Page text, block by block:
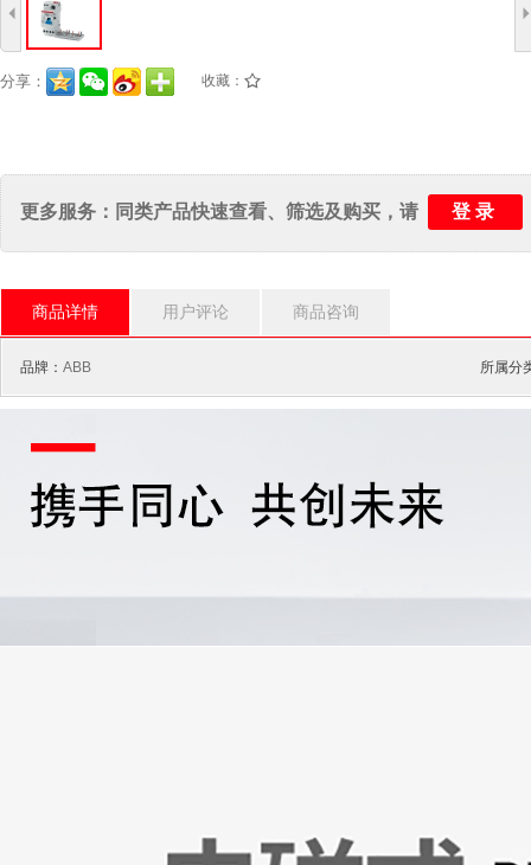
4
分享： 收藏： /
更多服务：同类产品快速查看、筛选及购买，请 登录
商品详情 用户评论 商品咨询
品牌： ABB 所属分